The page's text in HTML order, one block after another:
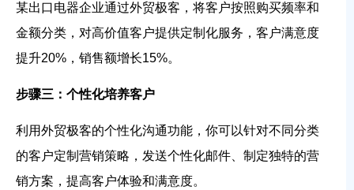
某出口电器企业通过外贸极客，将客户按照购买频率和
金额分类，对高价值客户提供定制化服务，客户满意度
提升20%，销售额增长15%。
步骤三：个性化培养客户
利用外贸极客的个性化沟通功能，你可以针对不同分类
的客户定制营销策略，发送个性化邮件、制定独特的营
销方案，提高客户体验和满意度。